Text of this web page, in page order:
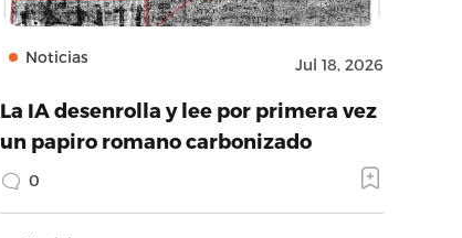
Noticias Jul 18, 2026
La IA desenrolla y lee por primera vez
un papiro romano carbonizado
0